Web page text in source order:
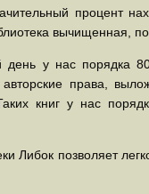
процент
вычищенная,
день у нас порядка
права,
книг у нас
Либок позволяет